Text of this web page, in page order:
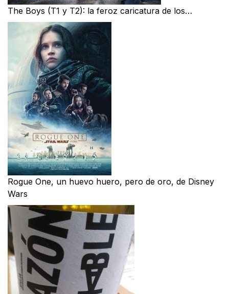
The Boys (T1 y T2): la feroz caricatura de los…
Rogue One, un huevo huero, pero de oro, de Disney
Wars